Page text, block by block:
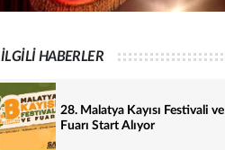
İLGİLİ HABERLER
28. Malatya Kayısı Festivali ve
Fuarı Start Alıyor